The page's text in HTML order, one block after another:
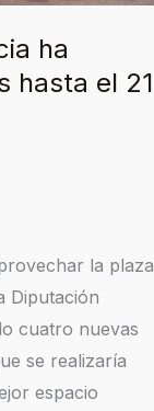
ha
hasta el 21
la plaza
Diputación
cuatro nuevas
se realizaría
espacio